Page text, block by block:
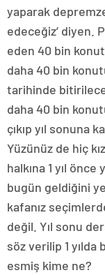
yaparak
edeceğiz’ diyen.
eden 40 bin
daha 40 bin
tarihinde
daha 40 bin
çıkıp yıl sonuna
Yüzünüz de hiç
halkına 1 yıl
bugün geldiğini
kafanız
değil. Yıl sonu
söz verilip 1
esmiş kime ne?